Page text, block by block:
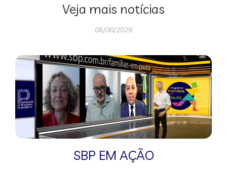
Veja mais notícias
08/06/2026
SBP EM AÇÃO